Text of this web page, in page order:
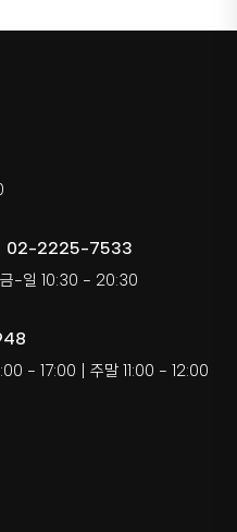
02-2225-7533
-일 10:30 - 20:30
- 17:00 | 주말 11:00 - 12:00